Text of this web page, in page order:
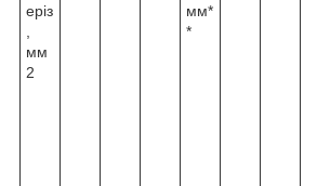
еріз
мм
2
мм*
*